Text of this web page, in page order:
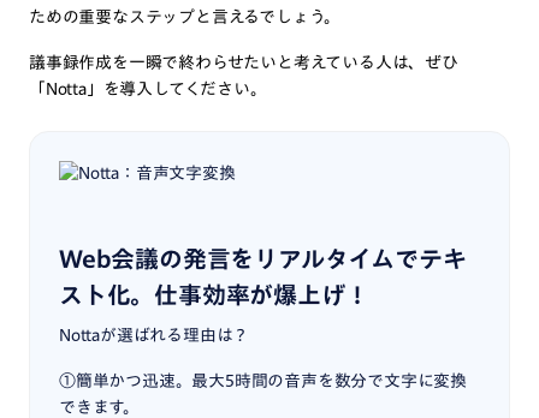
ための重要なステップと言えるでしょう。
議事録作成を一瞬で終わらせたいと考えている人は、ぜひ
「Notta」を導入してください。
Web会議の発言をリアルタイムでテキ
スト化。仕事効率が爆上げ！
Nottaが選ばれる理由は？
①簡単かつ迅速。最大5時間の音声を数分で文字に変換
できます。